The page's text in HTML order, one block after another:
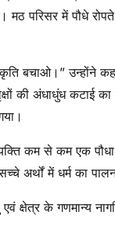
मठ परिसर में पौधे
बचाओ।” उन्होंने
की अंधाधुंध कटाई
कम से कम एक
अर्थों में धर्म का
क्षेत्र के गणमान्य